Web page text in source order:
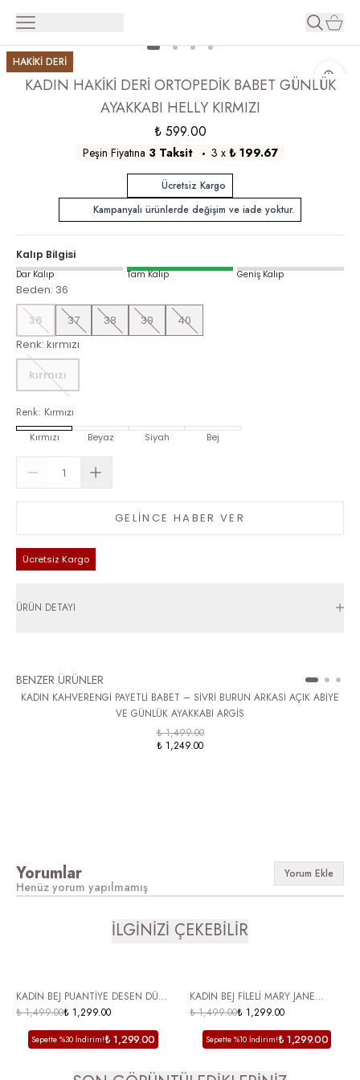
HAKİKİ DERİ
KADIN HAKİKİ DERİ ORTOPEDİK BABET GÜNLÜK
AYAKKABI HELLY KIRMIZI
₺ 599.00
Peşin Fiyatına 3 Taksit 3 x ₺ 199.67
Ücretsiz Kargo
Kampanyalı ürünlerde değişim ve iade yoktur.
Kalıp Bilgisi
Dar Kalıp Tam Kalıp Geniş Kalıp
Beden: 36
36
37 38 39
40
Renk: kırmızı
kırmızı
Renk: Kırmızı
Kırmızı Beyaz Siyah Bej
GELİNCE HABER VER
Ücretsiz Kargo
ÜRÜN DETAYI
BENZER ÜRÜNLER
KADIN KAHVERENGİ PAYETLİ BABET – SİVRİ BURUN ARKASI AÇIK ABİYE
VE GÜNLÜK AYAKKABI ARGİS
₺ 1,499.00
₺ 1,249.00
Yorumlar Yorum Ekle
Henüz yorum yapılmamış
İLGİNİZİ ÇEKEBİLİR
ÜCRETSİZ KARGO
KADIN BEJ PUANTİYE DESEN DÜZ
TABAN AYARLANABİLİR TOKA
DETAY BABET
₺ 1,499.00₺ 1,299.00
Sepette %30 İndirim!₺ 1,299.00
ÜCRETSİZ KARGO
KADIN BEJ FİLELİ MARY JANE
BABET TOKALI YUVARLAK BURUN
YAZLIK GÜNLÜK AYAKKABI
VALENCİA
₺ 1,499.00₺ 1,299.00
Sepette %10 İndirim!₺ 1,299.00